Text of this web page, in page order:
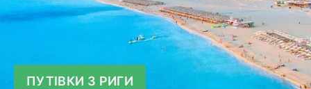
ПУТІВКИ З РИГИ